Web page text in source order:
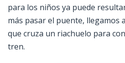
para los niños ya puede
más pasar el puente, llegamos
que cruza un riachuelo para
tren.